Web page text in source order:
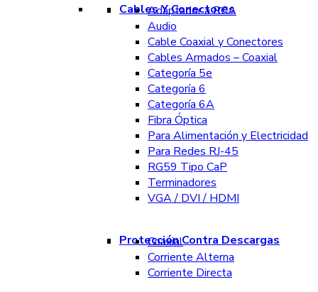
Cables Y Conectores
Adaptador a RCA
Audio
Cable Coaxial y Conectores
Cables Armados – Coaxial
Categoría 5e
Categoría 6
Categoría 6A
Fibra Óptica
Para Alimentación y Electricidad
Para Redes RJ-45
RG59 Tipo CaP
Terminadores
VGA / DVI / HDMI
Protección Contra Descargas
Coaxial
Corriente Alterna
Corriente Directa